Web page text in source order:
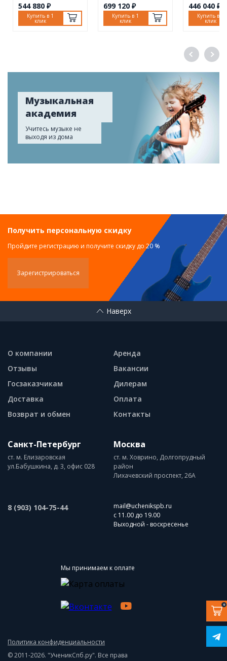
544 880 ₽
Купить в 1
клик
699 120 ₽
Купить в 1
клик
446 040 ₽
Купить в 1
клик
Музыкальная
академия
Учитесь музыке не
выходя из дома
Получить персональную скидку
Пройдите регистрацию и получите скидку до 20 %
Зарегистрироваться
Наверх
О компании
Отзывы
Госзаказчикам
Доставка
Возврат и обмен
Аренда
Вакансии
Дилерам
Оплата
Контакты
Санкт-Петербург
ст. м. Елизаровская
ул.Бабушкина, д. 3, офис 028
Москва
ст. м. Ховрино, Долгопрудный
район
Лихачевский проспект, 26А
8 (903) 104-75-44
mail@uchenikspb.ru
с 11.00 до 19.00
Выходной - воскресенье
Мы принимаем к оплате
© 2011-2026. "УченикСпб.ру". Все права
Политика конфиденциальности
0